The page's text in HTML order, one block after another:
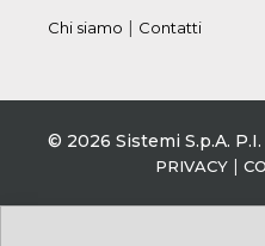
Chi siamo Contatti
© 2026 Sistemi S.p.A.
PRIVACY|